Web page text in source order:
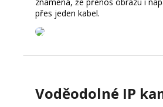
znamená, že přenos obrazu i
přes jeden kabel.
Voděodolné IP